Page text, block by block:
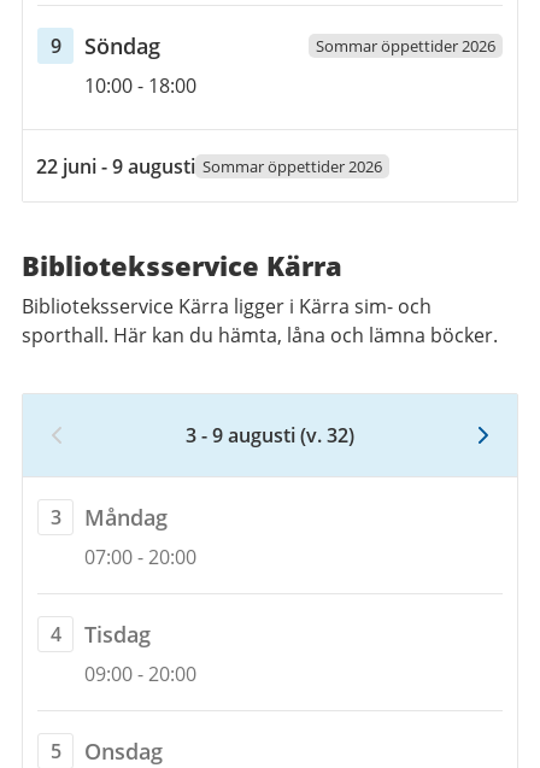
2026
9
söndag
9
Söndag Sommar öppettider 2026
Öppettider
10:00- 18:00
22
juni
till
9
augusti
2026
22 juni - 9 augusti Sommar öppettider 2026
Biblioteksservice Kärra
Biblioteksservice Kärra ligger i Kärra sim- och
sporthall. Här kan du hämta, låna och lämna böcker.
Vecka
32,
3
augusti
till
9
augusti
3 - 9 augusti(v. 32)
3
måndag
3
2026
Måndag
07:00-20:00
4
tisdag
4
Tisdag
09:00-20:00
5
onsdag
Onsdag